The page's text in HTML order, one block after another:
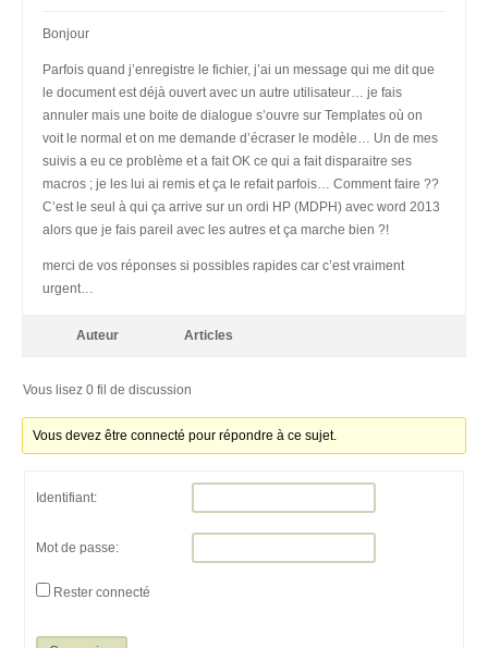
Bonjour
Parfois quand j’enregistre le fichier, j’ai un message qui me dit que
le document est déjà ouvert avec un autre utilisateur… je fais
annuler mais une boite de dialogue s’ouvre sur Templates où on
voit le normal et on me demande d’écraser le modèle… Un de mes
suivis a eu ce problème et a fait OK ce qui a fait disparaitre ses
macros ; je les lui ai remis et ça le refait parfois… Comment faire ??
C’est le seul à qui ça arrive sur un ordi HP (MDPH) avec word 2013
alors que je fais pareil avec les autres et ça marche bien ?!
merci de vos réponses si possibles rapides car c’est vraiment
urgent…
Auteur Articles
Vous lisez 0 fil de discussion
Vous devez être connecté pour répondre à ce sujet.
Identifiant:
Mot de passe:
Rester connecté